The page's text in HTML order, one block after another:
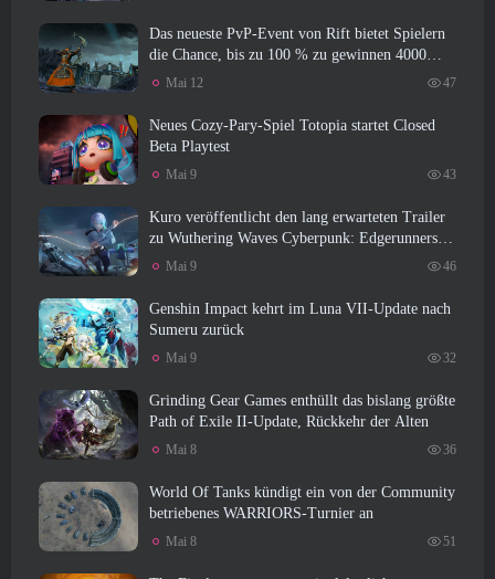
Das neueste PvP-Event von Rift bietet Spielern
die Chance, bis zu 100 % zu gewinnen 4000
Credits und ein neuer Titel
Mai 12 47
Neues Cozy-Pary-Spiel Totopia startet Closed
Beta Playtest
Mai 9 43
Kuro veröffentlicht den lang erwarteten Trailer
zu Wuthering Waves Cyberpunk: Edgerunners
Crossover
Mai 9 46
Genshin Impact kehrt im Luna VII-Update nach
Sumeru zurück
Mai 9 32
Grinding Gear Games enthüllt das bislang größte
Path of Exile II-Update, Rückkehr der Alten
Mai 8 36
World Of Tanks kündigt ein von der Community
betriebenes WARRIORS-Turnier an
Mai 8 51